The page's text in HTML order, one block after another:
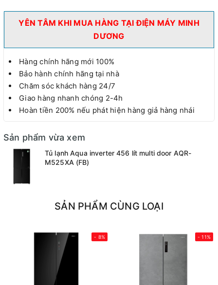
YÊN TÂM KHI MUA HÀNG TẠI ĐIỆN MÁY MINH
DƯƠNG
Hàng chính hãng mới 100%
Bảo hành chính hãng tại nhà
Chăm sóc khách hàng 24/7
Giao hàng nhanh chóng 2-4h
Hoàn tiền 200% nếu phát hiện hàng giả hàng nhái
Sản phẩm vừa xem
Tủ lạnh Aqua inverter 456 lít multi door AQR-
M525XA (FB)
SẢN PHẨM CÙNG LOẠI
- 8% - 11%